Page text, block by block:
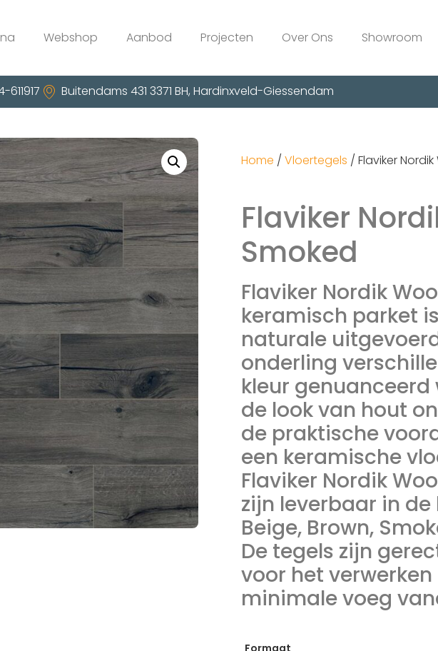
Webshop Aanbod Projecten Over Ons Showroom
611917 Buitendams 431 3371 BH, Hardinxveld-Giessendam
Home / Vloertegels / Flaviker
Flaviker
Smoked
Flaviker Nordik
keramisch parket
naturale
onderling
kleur
de look van hout
de praktische
een keramische
Flaviker Nordik
zijn leverbaar in de
Beige, Brown,
De tegels zijn
voor het
minimale voeg